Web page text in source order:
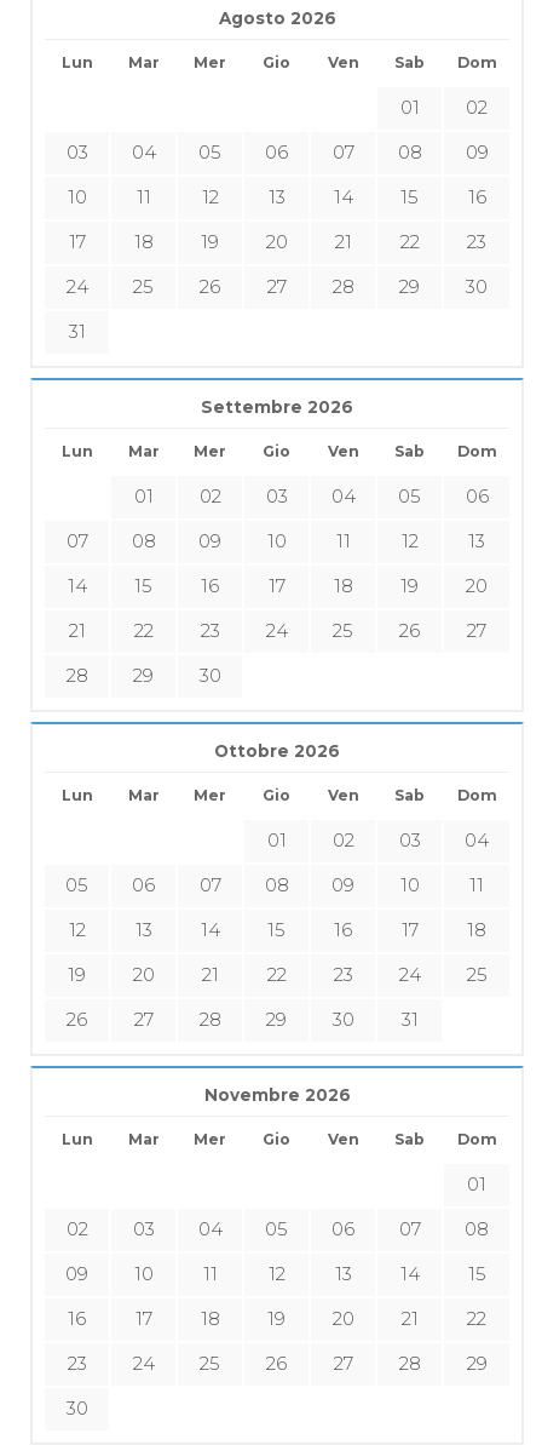
Agosto 2026
Lun Mar Mer Gio Ven Sab Dom
01
02
03
04 05 06 07 08
09
10
11 12 13 14 15
16
17
18 19 20 21 22
23
24
25 26 27 28 29
30
31
Settembre 2026
Lun Mar Mer Gio Ven Sab Dom
01 02 03 04 05
06
07
08 09 10 11 12
13
14
15 16 17 18 19
20
21
22 23 24 25 26
27
28
29 30
Ottobre 2026
Lun Mar Mer Gio Ven Sab Dom
01 02 03
04
05
06 07 08 09 10
11
12
13 14 15 16 17
18
19
20 21 22 23 24
25
26
27 28 29 30 31
Novembre 2026
Lun Mar Mer Gio Ven Sab Dom
01
02
03 04 05 06 07
08
09
10 11 12 13 14
15
16
17 18 19 20 21
22
23
24 25 26 27 28
29
30